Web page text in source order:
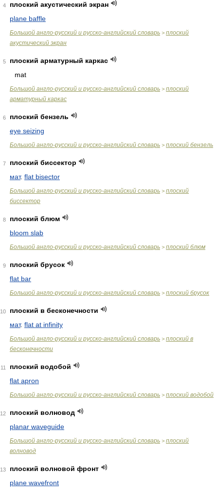
4
плоский акустический экран
plane baffle
Большой англо-русский и русско-английский словарь > плоский
акустический экран
5
плоский арматурный каркас
mat
Большой англо-русский и русско-английский словарь > плоский
арматурный каркас
6
плоский бензель
eye seizing
Большой англо-русский и русско-английский словарь > плоский бензель
7
плоский биссектор
мат. flat bisector
Большой англо-русский и русско-английский словарь > плоский
биссектор
8
плоский блюм
bloom slab
Большой англо-русский и русско-английский словарь > плоский блюм
9
плоский брусок
flat bar
Большой англо-русский и русско-английский словарь > плоский брусок
10
плоский в бесконечности
мат. flat at infinity
Большой англо-русский и русско-английский словарь > плоский в
бесконечности
11
плоский водобой
flat apron
Большой англо-русский и русско-английский словарь > плоский водобой
12
плоский волновод
planar waveguide
Большой англо-русский и русско-английский словарь > плоский
волновод
13
плоский волновой фронт
plane wavefront